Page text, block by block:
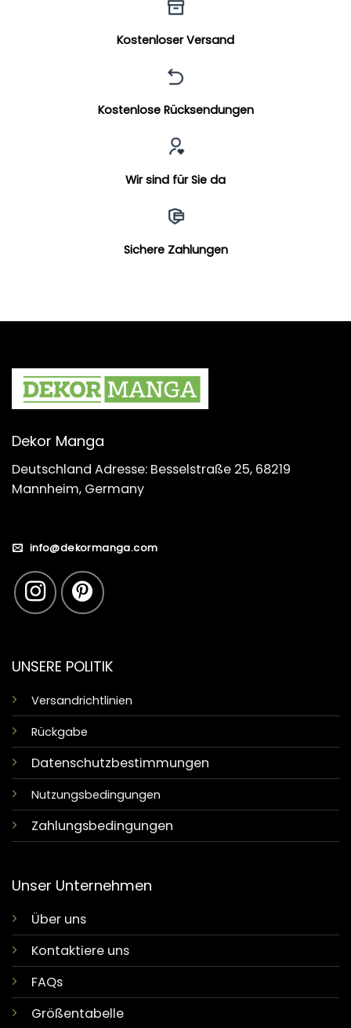
Kostenloser Versand
Kostenlose Rücksendungen
Wir sind für Sie da
Sichere Zahlungen
Dekor Manga
Deutschland Adresse: Besselstraße 25, 68219
Mannheim, Germany
info@dekormanga.com
UNSERE POLITIK
Versandrichtlinien
Rückgabe
Datenschutzbestimmungen
Nutzungsbedingungen
Zahlungsbedingungen
Unser Unternehmen
Über uns
Kontaktiere uns
FAQs
Größentabelle